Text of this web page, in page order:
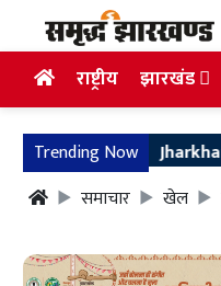
राष्ट्रीय झारखंड
Trending Now
Jharkhand
समाचार
खेल